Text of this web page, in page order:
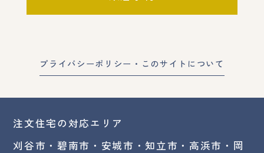
プライバシーポリシー・このサイトについて
注文住宅の対応エリア
刈谷市・碧南市・ 安城市 ・知立市 ・高浜市・ 岡